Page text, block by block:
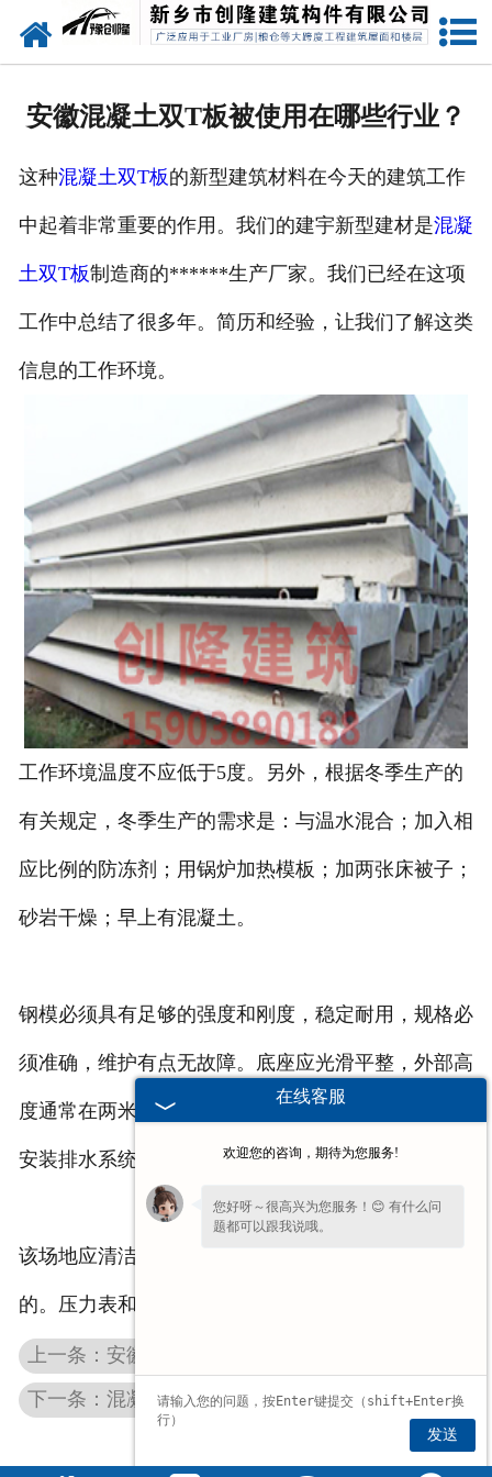
网站首页
资质荣誉
联系我们
安徽混凝土双T板被使用在哪些行业？
这种混凝土双T板的新型建筑材料在今天的建筑工作
中起着非常重要的作用。我们的建宇新型建材是混凝
土双T板制造商的******生产厂家。我们已经在这项
工作中总结了很多年。简历和经验，让我们了解这类
信息的工作环境。
工作环境温度不应低于5度。另外，根据冬季生产的
有关规定，冬季生产的需求是：与温水混合；加入相
应比例的防冻剂；用锅炉加热模板；加两张床被子；
砂岩干燥；早上有混凝土。
钢模必须具有足够的强度和刚度，稳定耐用，规格必
须准确，维护有点无故障。底座应光滑平整，外部高
度通常在两米之内。基座需要有排水斜坡，并在附近
安装排水系统。
该场地应清洁，无积水。组件的积累是坚固和平坦
的。压力表和应力计应标准化，精度符合要求。
上一条：安徽混凝土屋面板的安装需要注意这些
下一条：混凝土双T板与钢屋面对比 工程采购成本参考
在线客服
欢迎您的咨询，期待为您服务!
您好呀～很高兴为您服务！😊 有什么问
题都可以跟我说哦。
发送